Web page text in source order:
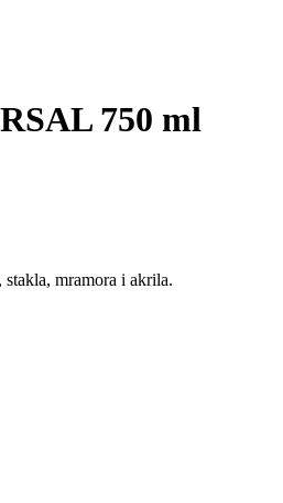
750 ml
mramora i akrila.